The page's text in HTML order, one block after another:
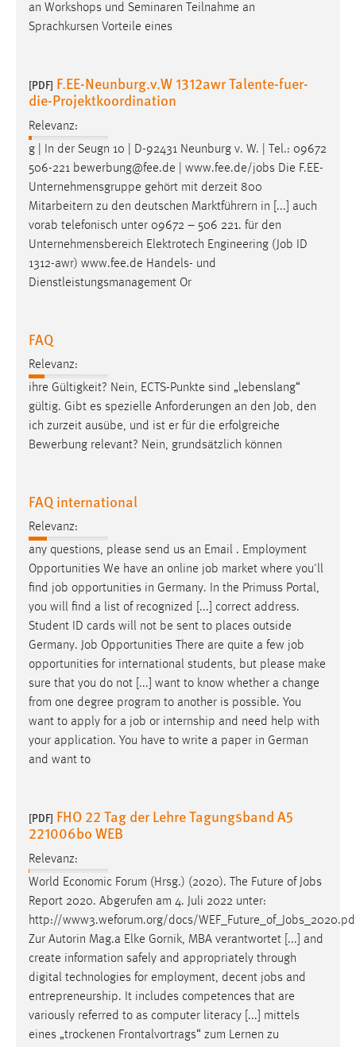
an Workshops und Seminaren Teilnahme an
Sprachkursen Vorteile eines
[PDF] F.EE-Neunburg.v.W 1312awr Talente-fuer-
die-Projektkoordination
Relevanz:
g | In der Seugn 10 | D-92431 Neunburg v. W. | Tel.: 09672
506-221 bewerbung@fee.de | www.fee.de/jobs Die F.EE-
Unternehmensgruppe gehört mit derzeit 800
Mitarbeitern zu den deutschen Marktführern in [...] auch
vorab telefonisch unter 09672 – 506 221. für den
Unternehmensbereich Elektrotech Engineering (Job ID
1312-awr) www.fee.de Handels- und
Dienstleistungsmanagement Or
FAQ
Relevanz:
ihre Gültigkeit? Nein, ECTS-Punkte sind „lebenslang“
gültig. Gibt es spezielle Anforderungen an den Job, den
ich zurzeit ausübe, und ist er für die erfolgreiche
Bewerbung relevant? Nein, grundsätzlich können
FAQ international
Relevanz:
any questions, please send us an Email . Employment
Opportunities We have an online job market where you'll
find job opportunities in Germany. In the Primuss Portal,
you will find a list of recognized [...] correct address.
Student ID cards will not be sent to places outside
Germany. Job Opportunities There are quite a few job
opportunities for international students, but please make
sure that you do not [...] want to know whether a change
from one degree program to another is possible. You
want to apply for a job or internship and need help with
your application. You have to write a paper in German
and want to
[PDF] FHO 22 Tag der Lehre Tagungsband A5
221006bo WEB
Relevanz:
World Economic Forum (Hrsg.) (2020). The Future of Jobs
Report 2020. Abgerufen am 4. Juli 2022 unter:
http://www3.weforum.org/docs/WEF_Future_of_ Jobs
Zur Autorin Mag.a Elke Gornik, MBA verantwortet [...] and
create information safely and appropriately through
digital technologies for employment, decent jobs and
entrepreneurship. It includes competences that are
variously referred to as computer literacy [...] mittels
eines „trockenen Frontalvortrags“ zum Lernen zu